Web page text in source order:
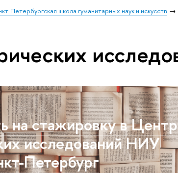
Петербургская школа гуманитарных наук и искусств
на стажировку в Центр
исследований НИУ
Петербург